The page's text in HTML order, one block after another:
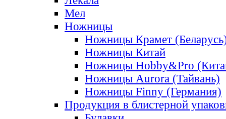
Мел
Ножницы
Ножницы Крамет
Ножницы Китай
Ножницы Hobby&Pro
Ножницы Aurora (Тайвань)
Ножницы Finny (Германия)
Продукция в блистерной